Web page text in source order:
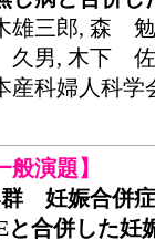
雄三郎, 森
男, 木下 佐
産科婦人科学
般演題】
群 妊娠合併症
と合併した妊